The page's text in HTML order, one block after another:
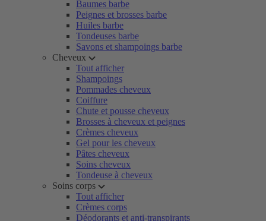
Baumes barbe
Peignes et brosses barbe
Huiles barbe
Tondeuses barbe
Savons et shampoings barbe
Cheveux
Tout afficher
Shampoings
Pommades cheveux
Coiffure
Chute et pousse cheveux
Brosses à cheveux et peignes
Crèmes cheveux
Gel pour les cheveux
Pâtes cheveux
Soins cheveux
Tondeuse à cheveux
Soins corps
Tout afficher
Crèmes corps
Déodorants et anti-transpirants